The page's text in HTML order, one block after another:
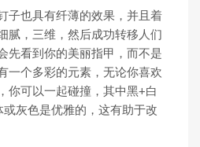
也具有纤薄的效果，并且着
腻，三维，然后成功转移人们
先看到你的美丽指甲，而不是
一个多彩的元素，无论你喜欢
你可以一起碰撞，其中黑+白
灰色是优雅的，这有助于改